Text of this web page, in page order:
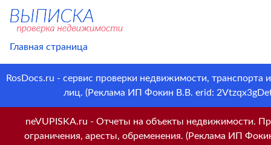
Главная страница
RosDocs.ru - сервис проверки недвижимости, транспорта
лиц. (Реклама ИП Фокин В.В. erid:
neVUPISKA.ru - Отчеты на объекты недвижимости.
ограничения, аресты, обременения. (Реклама ИП